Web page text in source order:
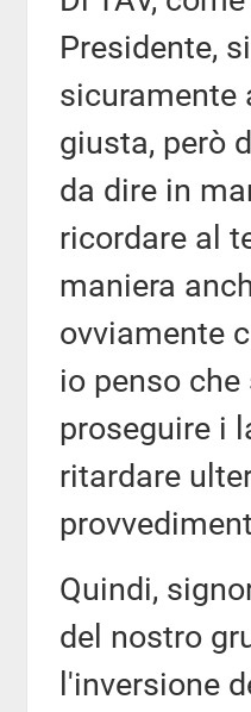
Presidente,
sicuramente
giusta, però
da dire in
ricordare al
maniera
ovviamente
io penso
proseguire i
ritardare
Quindi,
del nostro
l'inversione